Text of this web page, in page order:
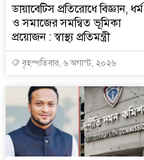
ডায়াবেটিস প্রতিরোধে বিজ্ঞান, ধর্ম
ও সমাজের সমন্বিত ভূমিকা
প্রয়োজন : স্বাস্থ্য প্রতিমন্ত্রী
বৃহস্পতিবার, ৬ অগাস্ট, ২০২৬